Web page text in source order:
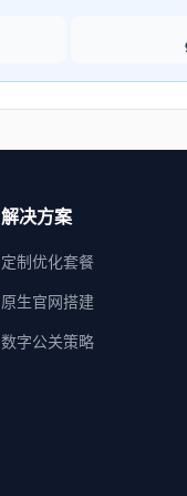
解决方案
定制优化套餐
原生官网搭建
数字公关策略